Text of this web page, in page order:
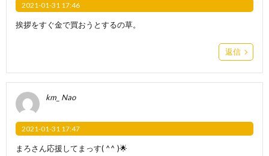
2021-01-31 17:46
挨拶をすぐ金で買おうとするの草。
返信
km_ Nao
2021-01-31 17:47
まろさん応援してまっす( ^^ )🌟